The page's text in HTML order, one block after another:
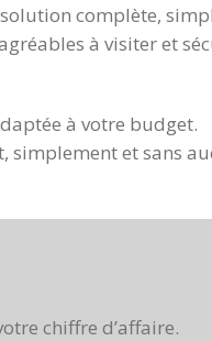
complète,
à visiter et
à votre budget.
et sans
chiffre d’affaire.